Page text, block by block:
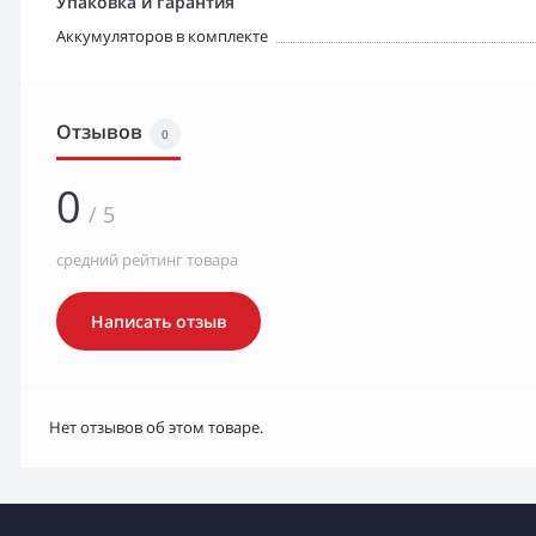
Аккумуляторов в комплекте
Отзывов 0
0 / 5
средний рейтинг товара
Написать отзыв
Нет отзывов об этом товаре.